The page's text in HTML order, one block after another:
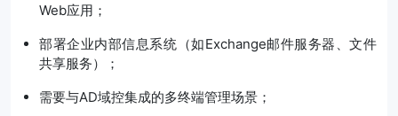
Web应用；
部署企业内部信息系统（如Exchange邮件服务器、文件
共享服务）；
需要与AD域控集成的多终端管理场景；